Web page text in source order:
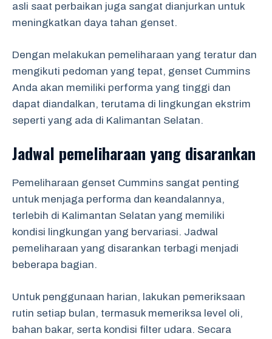
asli saat perbaikan juga sangat dianjurkan untuk
meningkatkan daya tahan genset.
Dengan melakukan pemeliharaan yang teratur dan
mengikuti pedoman yang tepat, genset Cummins
Anda akan memiliki performa yang tinggi dan
dapat diandalkan, terutama di lingkungan ekstrim
seperti yang ada di Kalimantan Selatan.
Jadwal pemeliharaan yang disarankan
Pemeliharaan genset Cummins sangat penting
untuk menjaga performa dan keandalannya,
terlebih di Kalimantan Selatan yang memiliki
kondisi lingkungan yang bervariasi. Jadwal
pemeliharaan yang disarankan terbagi menjadi
beberapa bagian.
Untuk penggunaan harian, lakukan pemeriksaan
rutin setiap bulan, termasuk memeriksa level oli,
bahan bakar, serta kondisi filter udara. Secara